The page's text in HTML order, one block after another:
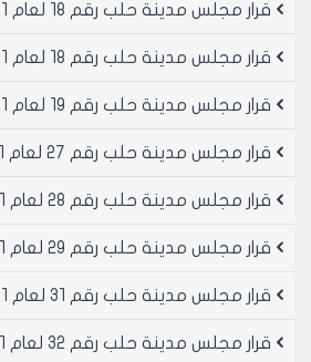
2- تكلف الفنادق والنزل التراثية
وزارة السياحة.
- تكلف المشافي الخاصة برسم
عن /15000/ ل س شهرياً.
قرار مجلس مدينة حلب رقم 18 لعام 2021
قرار مجلس مدينة حلب رقم 18 لعام 2021
قرار مجلس مدينة حلب رقم 19 لعام 2021
قرار مجلس مدينة حلب رقم 27 لعام 2021
قرار مجلس مدينة حلب رقم 28 لعام 2021
قرار مجلس مدينة حلب رقم 29 لعام 2021
قرار مجلس مدينة حلب رقم 31 لعام 2021
قرار مجلس مدينة حلب رقم 32 لعام 2021